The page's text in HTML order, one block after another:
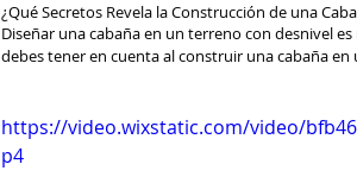
¿Qué Secretos Revela la Construcción de una
Diseñar una cabaña en un terreno con desnivel
debes tener en cuenta al construir una cabaña
https://video.wixstatic.com/video/
p4